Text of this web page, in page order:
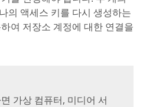
의 액세스 키를 다시 생성하는
여 저장소 계정에 대한 연결을
가상 컴퓨터, 미디어 서